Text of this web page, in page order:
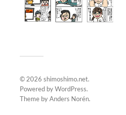
© 2026 shimoshimo.net.
Powered byWordPress.
Theme byAnders Norén.